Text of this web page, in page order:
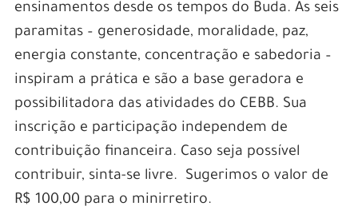
ensinamentos desde os tempos do Buda. As seis
paramitas – generosidade, moralidade, paz,
energia constante, concentração e sabedoria –
inspiram a prática e são a base geradora e
possibilitadora das atividades do CEBB. Sua
inscrição e participação independem de
contribuição financeira. Caso seja possível
contribuir, sinta-se livre. Sugerimos o valor de
R$ 100,00 para o minirretiro.